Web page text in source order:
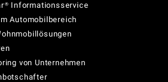
Informationsservice
Automobilbereich
von Unternehmen